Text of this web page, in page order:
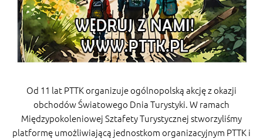
Od 11 lat PTTK organizuje ogólnopolską akcję z okazji
obchodów Światowego Dnia Turystyki. W ramach
Międzypokoleniowej Sztafety Turystycznej stworzyliśmy
platformę umożliwiającą jednostkom organizacyjnym PTTK i